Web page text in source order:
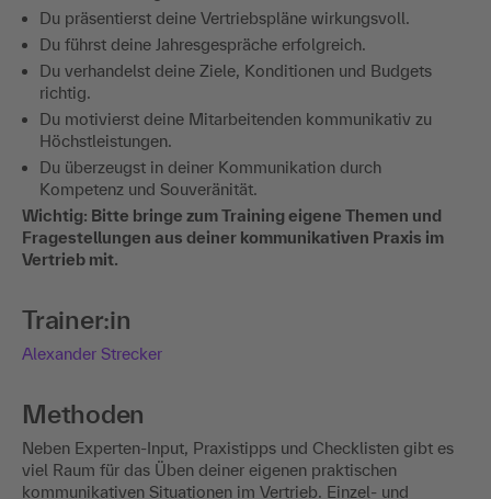
Du präsentierst deine Vertriebspläne wirkungsvoll.
Du führst deine Jahresgespräche erfolgreich.
Du verhandelst deine Ziele, Konditionen und Budgets
richtig.
Du motivierst deine Mitarbeitenden kommunikativ zu
Höchstleistungen.
Du überzeugst in deiner Kommunikation durch
Kompetenz und Souveränität.
Wichtig: Bitte bringe zum Training eigene Themen und
Fragestellungen aus deiner kommunikativen Praxis im
Vertrieb mit.
Trainer:in
Alexander Strecker
Methoden
Neben Experten-Input, Praxistipps und Checklisten gibt es
viel Raum für das Üben deiner eigenen praktischen
kommunikativen Situationen im Vertrieb. Einzel- und